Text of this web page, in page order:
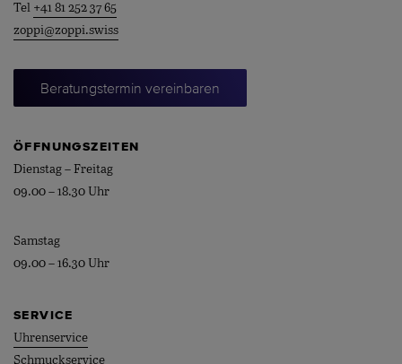
Tel +41 81 252 37 65
zoppi@zoppi.swiss
Beratungstermin vereinbaren
ÖFFNUNGSZEITEN
Dienstag – Freitag
09.00 – 18.30 Uhr
Samstag
09.00 – 16.30 Uhr
SERVICE
Uhrenservice
Schmuckservice